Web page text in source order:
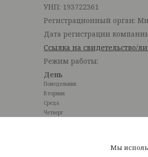
УНП: 193722361
Регистрационный орган:
Дата регистрации
Ссылка на свидетельство/
Режим работы:
День
Понедельник
Вторник
Среда
Четверг
Мы